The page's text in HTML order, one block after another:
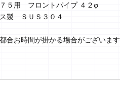
５用 フロントパイプ ４２φ
製 ＳＵＳ３０４
合お時間が掛かる場合がございます